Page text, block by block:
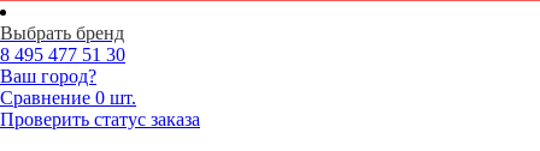
Выбрать бренд
8 495 477 51 30
Ваш город?
Сравнение 0 шт.
Проверить статус заказа